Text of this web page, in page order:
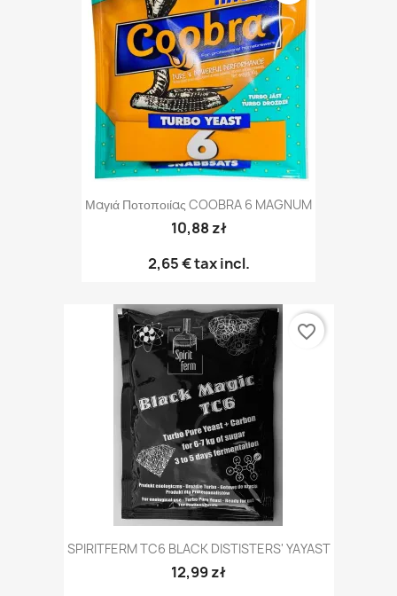
Μαγιά Ποτοποιίας COOBRA 6 MAGNUM
10,88 zł
2,65 €tax incl.
SPIRITFERM TC6 BLACK DISTISTERS' YAYAST
12,99 zł
favorite_border